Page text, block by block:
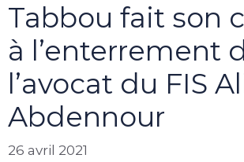
Tabbou fait son
à l’enterrement
l’avocat du FIS
Abdennour
26 avril 2021